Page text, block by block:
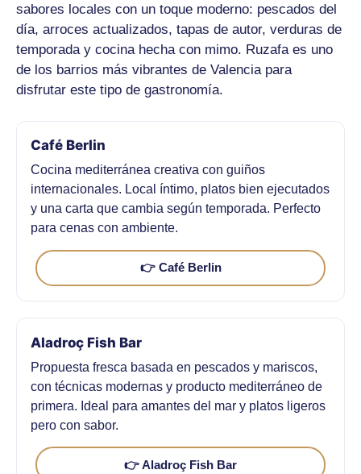
sabores locales con un toque moderno: pescados del
día, arroces actualizados, tapas de autor, verduras de
temporada y cocina hecha con mimo. Ruzafa es uno
de los barrios más vibrantes de Valencia para
disfrutar este tipo de gastronomía.
Café Berlin
Cocina mediterránea creativa con guiños
internacionales. Local íntimo, platos bien ejecutados
y una carta que cambia según temporada. Perfecto
para cenas con ambiente.
👉 Café Berlin
Aladroç Fish Bar
Propuesta fresca basada en pescados y mariscos,
con técnicas modernas y producto mediterráneo de
primera. Ideal para amantes del mar y platos ligeros
pero con sabor.
👉 Aladroç Fish Bar